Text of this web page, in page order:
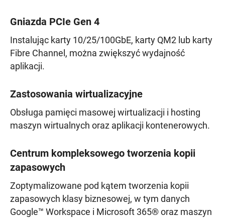
Gniazda PCIe Gen 4
Instalując karty 10/25/100GbE, karty QM2 lub karty
Fibre Channel, można zwiększyć wydajność
aplikacji.
Zastosowania wirtualizacyjne
Obsługa pamięci masowej wirtualizacji i hosting
maszyn wirtualnych oraz aplikacji kontenerowych.
Centrum kompleksowego tworzenia kopii
zapasowych
Zoptymalizowane pod kątem tworzenia kopii
zapasowych klasy biznesowej, w tym danych
Google™ Workspace i Microsoft 365® oraz maszyn